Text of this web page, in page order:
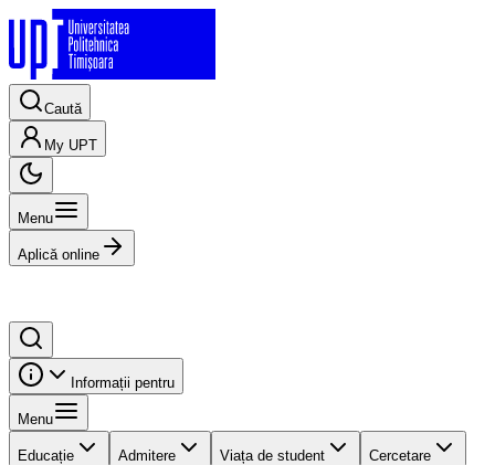
Caută
My UPT
Menu
Aplică online
Informații pentru
Menu
Educație Admitere Viața de student Cercetare